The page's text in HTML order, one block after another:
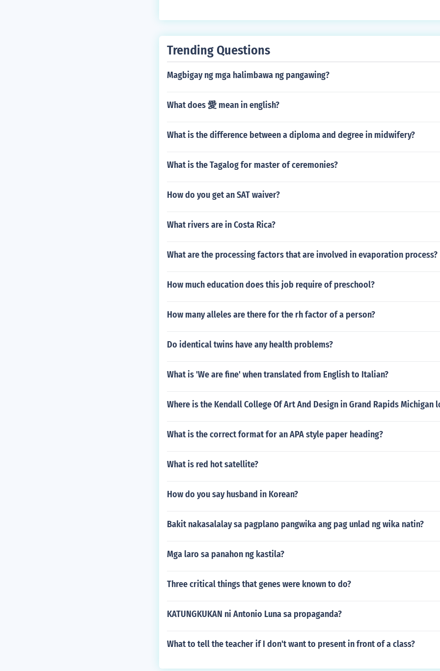
mga sinaunang tala, dokumento, at kwento ay nagiging batayan para
Trending Questions
Magbigay ng mga halimbawa ng pangawing?
What does 愛 mean in english?
What is the difference between a diploma and degree in midwifery?
What is the Tagalog for master of ceremonies?
How do you get an SAT waiver?
What rivers are in Costa Rica?
What are the processing factors that are involved in evaporation process?
How much education does this job require of preschool?
How many alleles are there for the rh factor of a person?
Do identical twins have any health problems?
What is 'We are fine' when translated from English to Italian?
Where is the Kendall College Of Art And Design in Grand Rapids Michigan
What is the correct format for an APA style paper heading?
What is red hot satellite?
How do you say husband in Korean?
Bakit nakasalalay sa pagplano pangwika ang pag unlad ng wika natin?
Mga laro sa panahon ng kastila?
Three critical things that genes were known to do?
KATUNGKUKAN ni Antonio Luna sa propaganda?
What to tell the teacher if I don't want to present in front of a class?